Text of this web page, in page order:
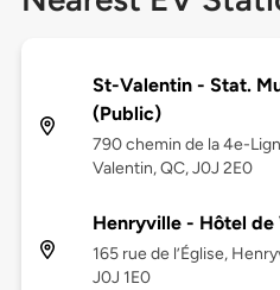
St-Valentin - Stat.
(Public)
790 chemin de la 4e-
Valentin, QC, J0J 2E0
Henryville - Hôtel de
165 rue de l’Église,
J0J 1E0